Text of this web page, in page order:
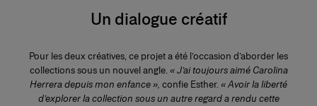
Un dialogue créatif
Pour les deux créatives, ce projet a été l’occasion d’aborder les
collections sous un nouvel angle. « J’ai toujours aimé Carolina
Herrera depuis mon enfance », confie Esther. « Avoir la liberté
d’explorer la collection sous un autre regard a rendu cette